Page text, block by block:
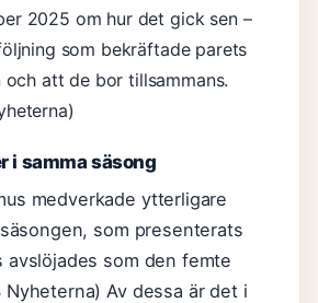
2025 om hur det gick sen –
som bekräftade parets
och att de bor tillsammans.
i samma säsong
medverkade ytterligare
som presenterats
avslöjades som den femte
Nyheterna) Av dessa är det i